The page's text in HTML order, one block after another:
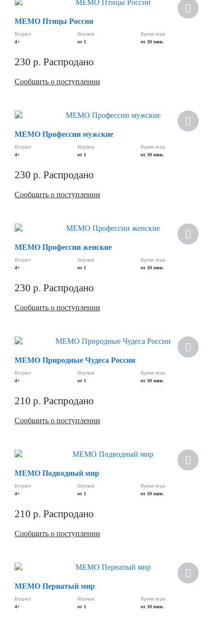
МЕМО Птицы России
Возраст
4+
Игроков
от 1
Время игры
от 10 мин.
230 р. Распродано
Сообщить о поступлении
МЕМО Профессии мужские
Возраст
4+
Игроков
от 1
Время игры
от 10 мин.
230 р. Распродано
Сообщить о поступлении
МЕМО Профессии женские
Возраст
4+
Игроков
от 1
Время игры
от 10 мин.
230 р. Распродано
Сообщить о поступлении
МЕМО Природные Чудеса России
Возраст
4+
Игроков
от 1
Время игры
от 10 мин.
210 р. Распродано
Сообщить о поступлении
МЕМО Подводный мир
Возраст
4+
Игроков
от 1
Время игры
от 10 мин.
210 р. Распродано
Сообщить о поступлении
Хит
МЕМО Пернатый мир
Возраст
4+
Игроков
от 1
Время игры
от 10 мин.